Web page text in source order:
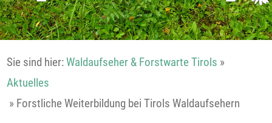
Sie sind hier:Waldaufseher & Forstwarte Tirols »
Aktuelles
» Forstliche Weiterbildung bei Tirols Waldaufsehern